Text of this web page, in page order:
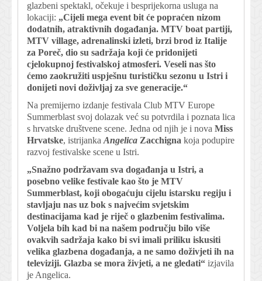
glazbeni spektakl, očekuje i besprijekorna usluga na
lokaciji: „Cijeli mega event bit će popraćen nizom
dodatnih, atraktivnih događanja. MTV boat partiji,
MTV village, adrenalinski izleti, brzi brod iz Italije
za Poreč, dio su sadržaja koji će pridonijeti
cjelokupnoj festivalskoj atmosferi. Veseli nas što
ćemo zaokružiti uspješnu turističku sezonu u Istri i
donijeti novi doživljaj za sve generacije.“
Na premijerno izdanje festivala Club MTV Europe
Summerblast svoj dolazak već su potvrdila i poznata lica
s hrvatske društvene scene. Jedna od njih je i nova Miss
Hrvatske, istrijanka Angelica Zacchigna koja podupire
razvoj festivalske scene u Istri.
„Snažno podržavam sva događanja u Istri, a
posebno velike festivale kao što je MTV
Summerblast, koji obogaćuju cijelu istarsku regiju i
stavljaju nas uz bok s najvećim svjetskim
destinacijama kad je riječ o glazbenim festivalima.
Voljela bih kad bi na našem području bilo više
ovakvih sadržaja kako bi svi imali priliku iskusiti
velika glazbena događanja, a ne samo doživjeti ih na
televiziji. Glazba se mora živjeti, a ne gledati“ izjavila
je Angelica.